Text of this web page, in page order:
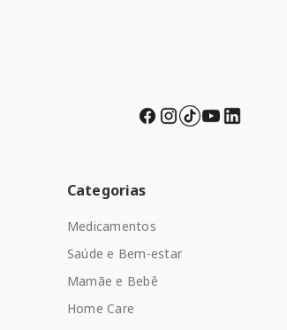
Categorias
Medicamentos
Saúde e Bem-estar
Mamãe e Bebê
Home Care